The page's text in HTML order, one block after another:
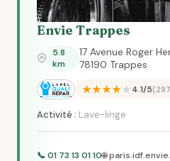
Envie Trappes
5.8
km
17 Avenue Roger
78190 Trappes
★★★★★4.1/5
Activité : Lave-linge
📞 01 73 13 01 10🌐